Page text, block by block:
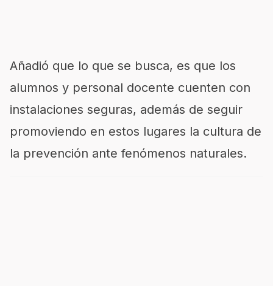
Añadió que lo que se busca, es que los
alumnos y personal docente cuenten con
instalaciones seguras, además de seguir
promoviendo en estos lugares la cultura de
la prevención ante fenómenos naturales.